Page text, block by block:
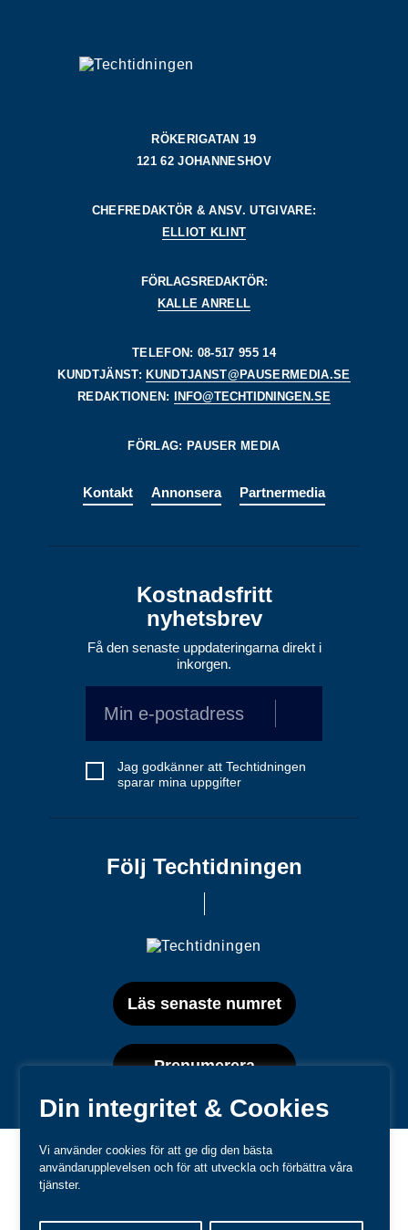
Din integritet & Cookies
Vi använder cookies för att ge dig den bästa
användarupplevelsen och för att utveckla och förbättra våra
tjänster.
RÖKERIGATAN 19
121 62 JOHANNESHOV
CHEFREDAKTÖR & ANSV. UTGIVARE:
ELLIOT KLINT
FÖRLAGSREDAKTÖR:
KALLE ANRELL
TELEFON: 08-517 955 14
KUNDTJÄNST: KUNDTJANST@PAUSERMEDIA.SE
REDAKTIONEN:
INFO@TECHTIDNINGEN.SE
FÖRLAG: PAUSER MEDIA
Kontakt Annonsera Partnermedia
Kostnadsfritt
nyhetsbrev
Få den senaste uppdateringarna direkt i
inkorgen.
Jag godkänner att Techtidningen
sparar mina uppgifter
Följ Techtidningen
Läs senaste numret
Prenumerera